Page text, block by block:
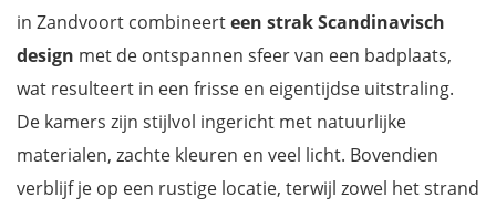
in Zandvoort combineerteen strak Scandinavisch
design met de ontspannen sfeer van een badplaats,
wat resulteert in een frisse en eigentijdse uitstraling.
De kamers zijn stijlvol ingericht met natuurlijke
materialen, zachte kleuren en veel licht. Bovendien
verblijf je op een rustige locatie, terwijl zowel het strand